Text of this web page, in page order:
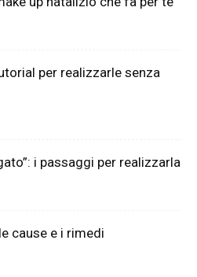
per realizzarle senza
i passaggi per realizzarla
cause e i rimedi